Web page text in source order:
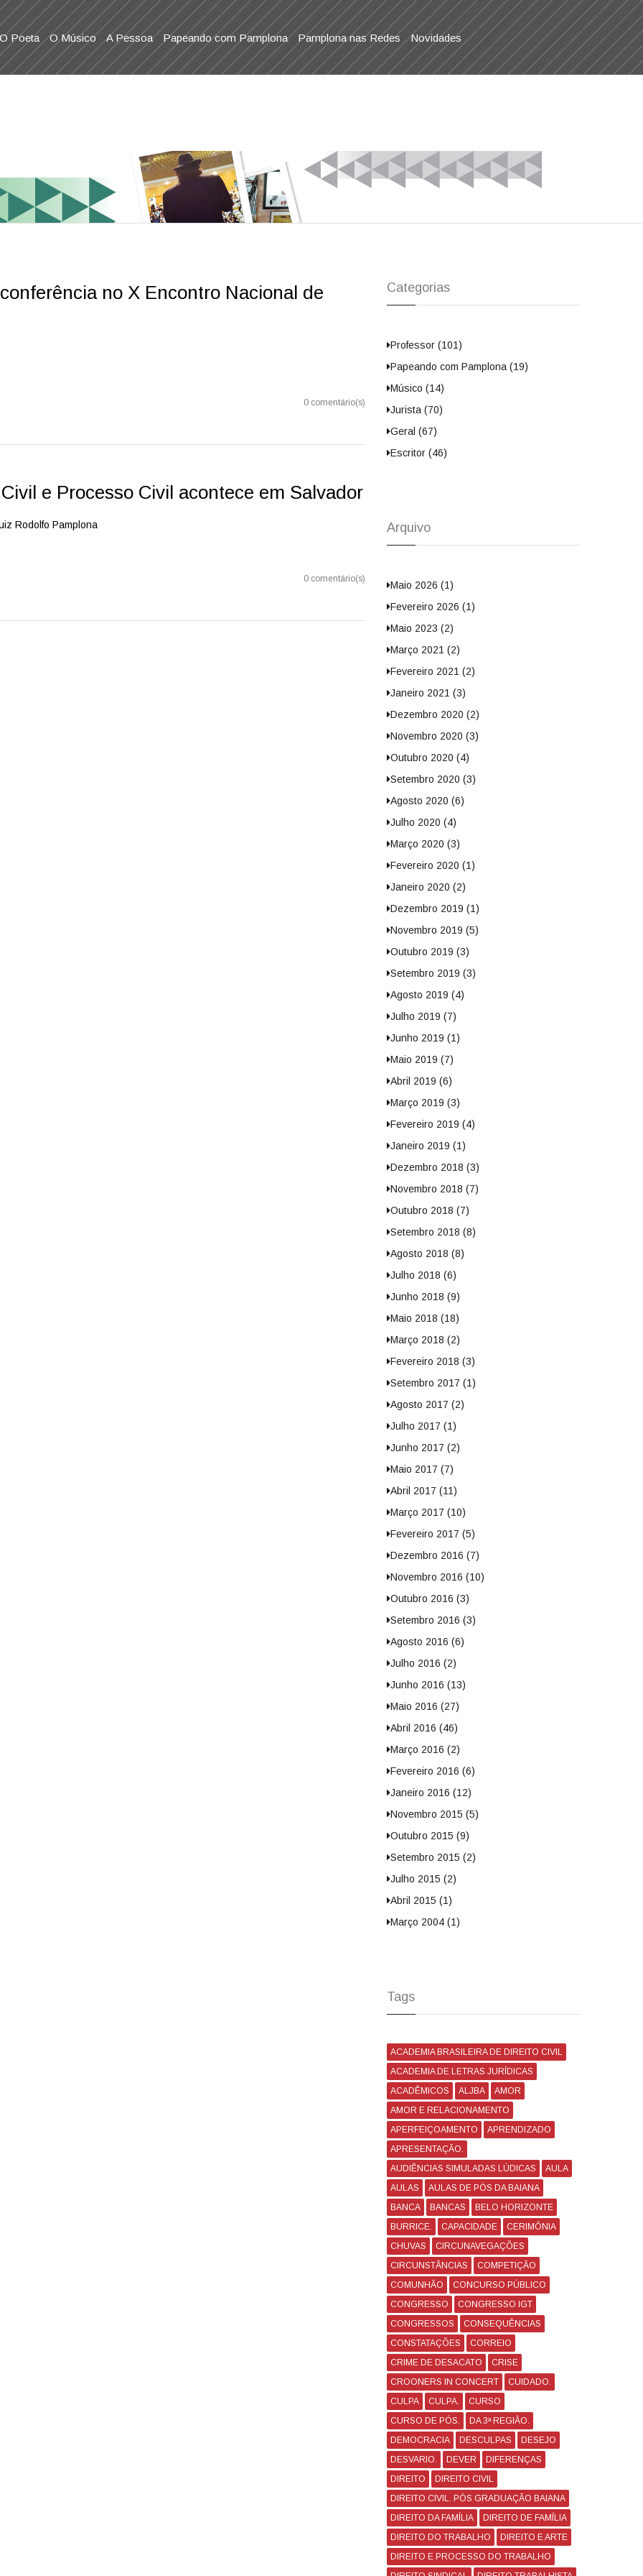
O Poeta O Músico A Pessoa Papeando com Pamplona Pamplona nas Redes Novidades
no X Encontro Nacional de
0 comentário(s)
e Processo Civil acontece em Salvador
Rodolfo Pamplona
0 comentário(s)
Categorias
Professor (101)
Papeando com Pamplona (19)
Músico (14)
Jurista (70)
Geral (67)
Escritor (46)
Arquivo
Maio 2026 (1)
Fevereiro 2026 (1)
Maio 2023 (2)
Março 2021 (2)
Fevereiro 2021 (2)
Janeiro 2021 (3)
Dezembro 2020 (2)
Novembro 2020 (3)
Outubro 2020 (4)
Setembro 2020 (3)
Agosto 2020 (6)
Julho 2020 (4)
Março 2020 (3)
Fevereiro 2020 (1)
Janeiro 2020 (2)
Dezembro 2019 (1)
Novembro 2019 (5)
Outubro 2019 (3)
Setembro 2019 (3)
Agosto 2019 (4)
Julho 2019 (7)
Junho 2019 (1)
Maio 2019 (7)
Abril 2019 (6)
Março 2019 (3)
Fevereiro 2019 (4)
Janeiro 2019 (1)
Dezembro 2018 (3)
Novembro 2018 (7)
Outubro 2018 (7)
Setembro 2018 (8)
Agosto 2018 (8)
Julho 2018 (6)
Junho 2018 (9)
Maio 2018 (18)
Março 2018 (2)
Fevereiro 2018 (3)
Setembro 2017 (1)
Agosto 2017 (2)
Julho 2017 (1)
Junho 2017 (2)
Maio 2017 (7)
Abril 2017 (11)
Março 2017 (10)
Fevereiro 2017 (5)
Dezembro 2016 (7)
Novembro 2016 (10)
Outubro 2016 (3)
Setembro 2016 (3)
Agosto 2016 (6)
Julho 2016 (2)
Junho 2016 (13)
Maio 2016 (27)
Abril 2016 (46)
Março 2016 (2)
Fevereiro 2016 (6)
Janeiro 2016 (12)
Novembro 2015 (5)
Outubro 2015 (9)
Setembro 2015 (2)
Julho 2015 (2)
Abril 2015 (1)
Março 2004 (1)
Tags
ACADEMIA BRASILEIRA DE DIREITO CIVIL
ACADEMIA DE LETRAS JURÍDICAS
ACADÊMICOS
ALJBA
AMOR
AMOR E RELACIONAMENTO
APERFEIÇOAMENTO
APRENDIZADO
APRESENTAÇÃO.
AUDIÊNCIAS SIMULADAS LÚDICAS
AULA
AULAS
AULAS DE PÓS DA BAIANA
BANCA
BANCAS
BELO HORIZONTE
BURRICE.
CAPACIDADE
CERIMÔNIA
CHUVAS
CIRCUNAVEGAÇÕES
CIRCUNSTÂNCIAS
COMPETIÇÃO
COMUNHÃO
CONCURSO PÚBLICO
CONGRESSO
CONGRESSO IGT
CONGRESSOS
CONSEQUÊNCIAS
CONSTATAÇÕES
CORREIO
CRIME DE DESACATO
CRISE
CROONERS IN CONCERT
CUIDADO.
CULPA
CULPA.
CURSO
CURSO DE PÓS.
DA 3ª REGIÃO.
DEMOCRACIA
DESCULPAS
DESEJO
DESVARIO.
DEVER
DIFERENÇAS
DIREITO
DIREITO CIVIL
DIREITO CIVIL. PÓS GRADUAÇÃO BAIANA
DIREITO DA FAMÍLIA
DIREITO DE FAMÍLIA
DIREITO DO TRABALHO
DIREITO E ARTE
DIREITO E PROCESSO DO TRABALHO